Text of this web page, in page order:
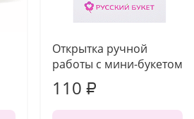
Открытка ручной
работы с мини-букетом
110 ₽